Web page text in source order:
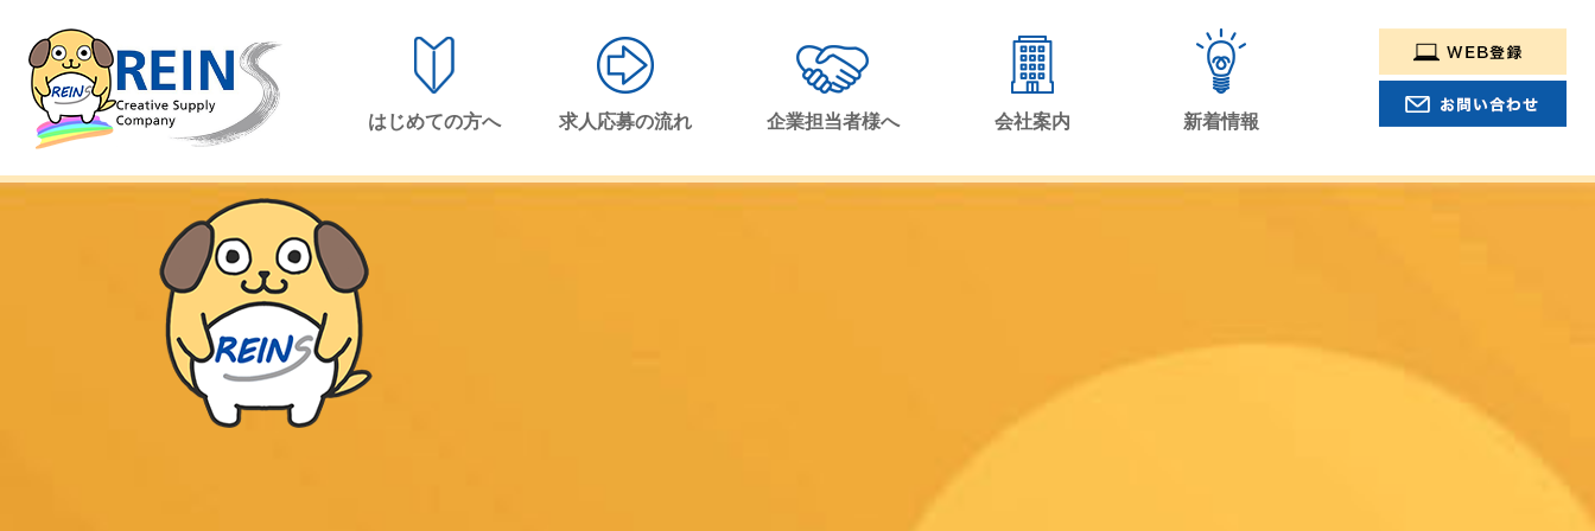
はじめての方へ 求人応募の流れ 企業担当者様へ 会社案内 新着情報